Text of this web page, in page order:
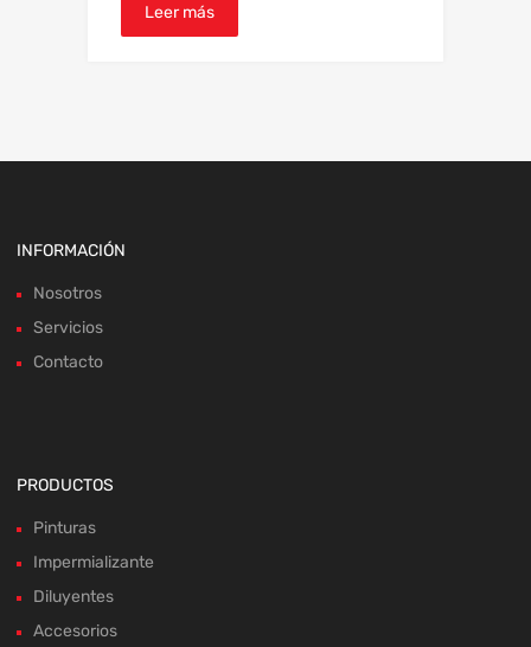
Leer más
INFORMACIÓN
Nosotros
Servicios
Contacto
PRODUCTOS
Pinturas
Impermializante
Diluyentes
Accesorios